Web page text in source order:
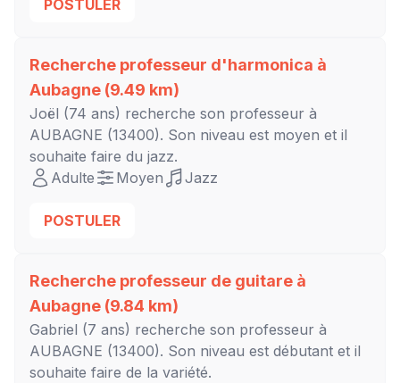
POSTULER
Recherche professeur d'harmonica à
Aubagne (9.49 km)
Joël (74 ans) recherche son professeur à
AUBAGNE (13400). Son niveau est moyen et il
souhaite faire du jazz.
Adulte
Moyen Jazz
POSTULER
Recherche professeur de guitare à
Aubagne (9.84 km)
Gabriel (7 ans) recherche son professeur à
AUBAGNE (13400). Son niveau est débutant et il
souhaite faire de la variété.